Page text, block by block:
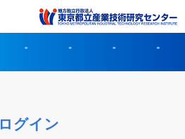
ログイン